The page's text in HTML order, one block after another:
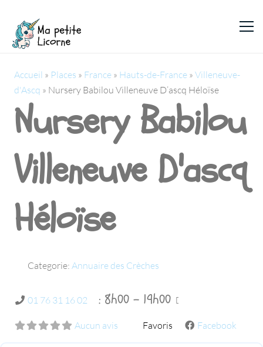
Accueil » Places » France » Hauts-de-France » Villeneuve-
d'Ascq » Nursery Babilou Villeneuve D’ascq Héloïse
Nursery Babilou
Villeneuve D'ascq
Héloïse
Categorie: Annuaire des Crèches
01 76 31 16 02 : 8h00 - 19h00
Aucun avis Favoris Facebook